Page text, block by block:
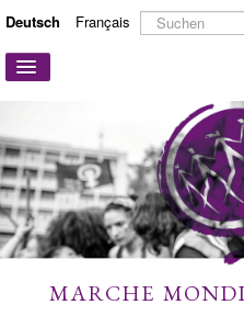
Deutsch Français
Suchen
...
Navigation
ÜBER UNS
AKTIONEN UND KAMPAGNEN
MITMACHEN
MEHR ERFAHREN
MARCHE